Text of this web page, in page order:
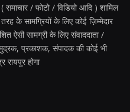
( समाचार / फोटो / विडियो आदि ) शामिल
के सामग्रियों के लिए कोई ज़िम्मेदार
ऐसी सामग्री के लिए संवाददाता /
मुद्रक, प्रकाशक, संपादक की कोई भी
रायपुर होगा